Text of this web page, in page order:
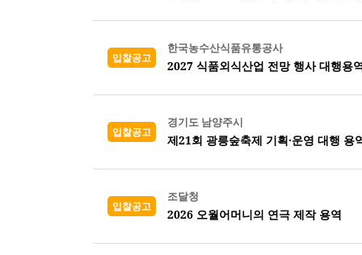
입찰공고
한국농수산식품유통공사
2027 식품외식산업 전망 행사 대행용
입찰공고
경기도 남양주시
제21회 광릉숲축제 기획·운영 대행 용
입찰공고
조달청
2026 오월어머니의 연극 제작 용역